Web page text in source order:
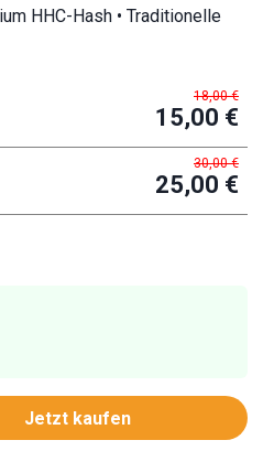
HHC-Hash • Traditionelle
18,00 €
15,00 €
30,00 €
25,00 €
Jetzt kaufen